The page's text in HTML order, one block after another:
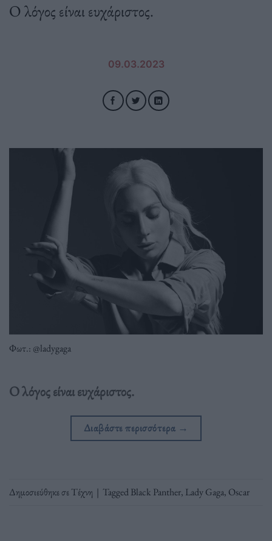
Ο λόγος είναι ευχάριστος.
09.03.2023
Φωτ.: @ladygaga
Ο λόγος είναι ευχάριστος.
Διαβάστε περισσότερα →
Δημοσιεύθηκε σεΤέχνη | TaggedBlack Panther, Lady Gaga, Oscar